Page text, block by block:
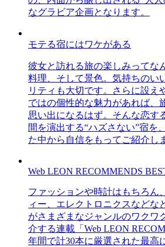
なグラビア企画となります。
モテる宿にはワケがある
彼女と訪れる旅の楽しみって
料理、そして景色。気持ちのい
リティも大切です。さらに設え
ではの個性的な魅力があれば、
思い出になるはず。そんな恋す
間を演出する“ハズさない”宿を
た中から自信をもってご紹介し
Web LEON RECOMMENDS
ファッションや時計はもちろん
ィー、エレクトロニクスなどな
がさまざまなジャンルのワクワ
介する連載「Web LEON
年間で計30本に厳選された最高